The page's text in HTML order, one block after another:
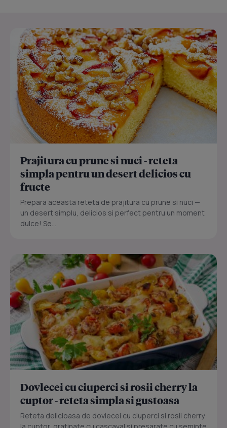
Prajitura cu prune si nuci - reteta
simpla pentru un desert delicios cu
fructe
Prepara aceasta reteta de prajitura cu prune si nuci —
un desert simplu, delicios si perfect pentru un moment
dulce! Se...
Dovlecei cu ciuperci si rosii cherry la
cuptor - reteta simpla si gustoasa
Reteta delicioasa de dovlecei cu ciuperci si rosii cherry